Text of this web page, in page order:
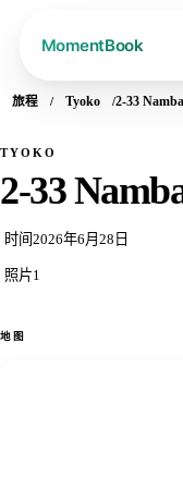
旅程 Tyoko 2-33
TYOKO
2-33
时间 2026年6月28日
照片1
地图